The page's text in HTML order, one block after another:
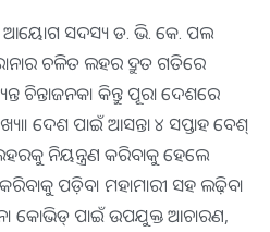
ଆୟୋଗ ସଦସ୍ୟ ଡ. ଭି. କେ. ପଲ
ଚଳିତ ଲହର ଦ୍ରୁତ ଗତିରେ
ଚିନ୍ତାଜନକ। କିନ୍ତୁ ପୂରା ଦେଶରେ
ଦେଶ ପାଇଁ ଆସନ୍ତା ୪ ସପ୍ତାହ ବେଶ୍‌
ନିୟନ୍ତ୍ରଣ କରିବାକୁ ହେଲେ
ପଡ଼ିବ। ମହାମାରୀ ସହ ଲଢ଼ିବା
କୋଭିଡ୍‌ ପାଇଁ ଉପଯୁକ୍ତ ଆଚାରଣ,